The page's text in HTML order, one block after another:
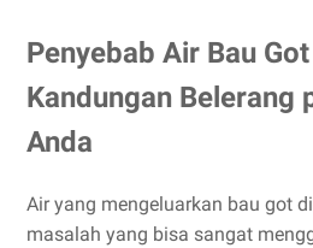
Penyebab Air Bau
Kandungan Belerang
Anda
Air yang mengeluarkan bau got
masalah yang bisa sangat